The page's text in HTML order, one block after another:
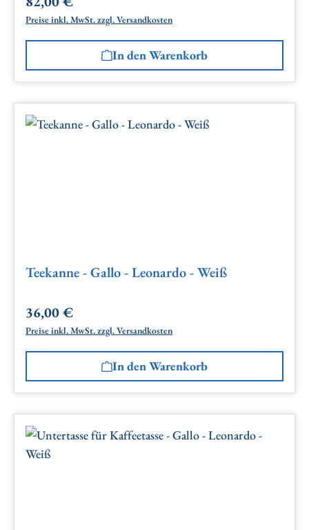
Preise inkl. MwSt. zzgl. Versandkosten
In den Warenkorb
Teekanne - Gallo - Leonardo - Weiß
Regulärer Preis:
36,00 €
Preise inkl. MwSt. zzgl. Versandkosten
In den Warenkorb